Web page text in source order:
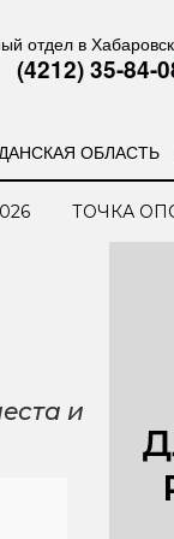
отдел в
(4212) 35-84-
ОБЛАСТЬ
ТОЧКА
и